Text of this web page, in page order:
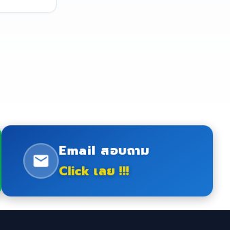
Email สอบถาม
Click เลย !!!